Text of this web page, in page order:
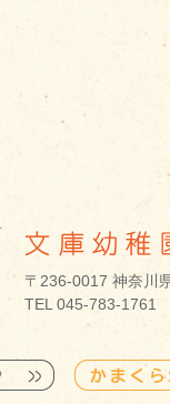
〒236-0017 神奈川
TEL 045-783-1761